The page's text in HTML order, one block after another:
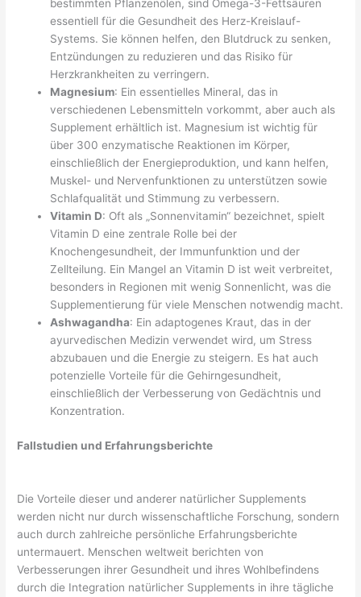
bestimmten Pflanzenölen, sind Omega-3-Fettsäuren
essentiell für die Gesundheit des Herz-Kreislauf-
Systems. Sie können helfen, den Blutdruck zu senken,
Entzündungen zu reduzieren und das Risiko für
Herzkrankheiten zu verringern.
Magnesium: Ein essentielles Mineral, das in
verschiedenen Lebensmitteln vorkommt, aber auch als
Supplement erhältlich ist. Magnesium ist wichtig für
über 300 enzymatische Reaktionen im Körper,
einschließlich der Energieproduktion, und kann helfen,
Muskel- und Nervenfunktionen zu unterstützen sowie
Schlafqualität und Stimmung zu verbessern.
Vitamin D: Oft als „Sonnenvitamin“ bezeichnet, spielt
Vitamin D eine zentrale Rolle bei der
Knochengesundheit, der Immunfunktion und der
Zellteilung. Ein Mangel an Vitamin D ist weit verbreitet,
besonders in Regionen mit wenig Sonnenlicht, was die
Supplementierung für viele Menschen notwendig macht.
Ashwagandha: Ein adaptogenes Kraut, das in der
ayurvedischen Medizin verwendet wird, um Stress
abzubauen und die Energie zu steigern. Es hat auch
potenzielle Vorteile für die Gehirngesundheit,
einschließlich der Verbesserung von Gedächtnis und
Konzentration.
Fallstudien und Erfahrungsberichte
Die Vorteile dieser und anderer natürlicher Supplements
werden nicht nur durch wissenschaftliche Forschung, sondern
auch durch zahlreiche persönliche Erfahrungsberichte
untermauert. Menschen weltweit berichten von
Verbesserungen ihrer Gesundheit und ihres Wohlbefindens
durch die Integration natürlicher Supplements in ihre tägliche